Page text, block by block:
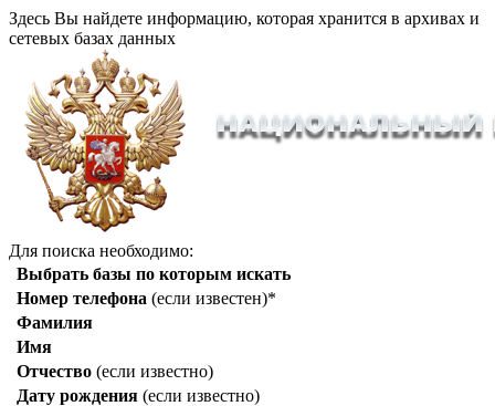
Здесь Вы найдете информацию, которая хранится в архивах и
сетевых базах данных
Для поиска необходимо:
Выбрать базы по которым искать
Номер телефона (если известен)*
Фамилия
Имя
Отчество (если известно)
Дату рождения (если известно)